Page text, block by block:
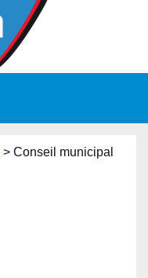
> Conseil municipal